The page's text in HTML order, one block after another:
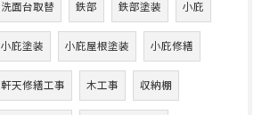
洗面台取替 鉄部 鉄部塗装 小庇
小庇塗装 小庇屋根塗装 小庇修繕
軒天修繕工事 木工事 収納棚